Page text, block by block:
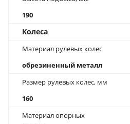
190
Колеса
Материал рулевых колес
обрезиненный металл
Размер рулевых колес, мм
160
Материал опорных